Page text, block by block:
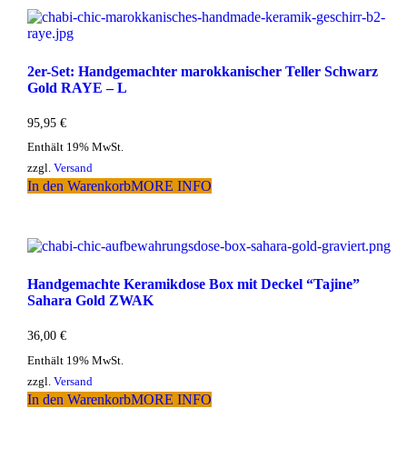
2er-Set: Handgemachter marokkanischer Teller Schwarz
Gold RAYE – L
95,95 €
Enthält 19% MwSt.
zzgl. Versand
In den WarenkorbMORE INFO
Handgemachte Keramikdose Box mit Deckel “Tajine”
Sahara Gold ZWAK
36,00 €
Enthält 19% MwSt.
zzgl. Versand
In den WarenkorbMORE INFO